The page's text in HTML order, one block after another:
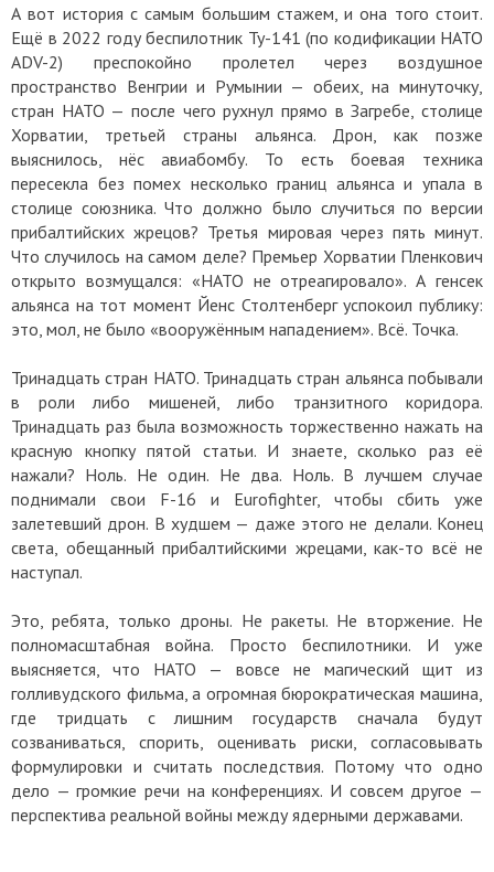
А вот история с самым большим стажем, и она того стоит.
Ещё в 2022 году беспилотник Ту-141 (по кодификации НАТО
ADV-2) преспокойно пролетел через воздушное
пространство Венгрии и Румынии — обеих, на минуточку,
стран НАТО — после чего рухнул прямо в Загребе, столице
Хорватии, третьей страны альянса. Дрон, как позже
выяснилось, нёс авиабомбу. То есть боевая техника
пересекла без помех несколько границ альянса и упала в
столице союзника. Что должно было случиться по версии
прибалтийских жрецов? Третья мировая через пять минут.
Что случилось на самом деле? Премьер Хорватии Пленкович
открыто возмущался: «НАТО не отреагировало». А генсек
альянса на тот момент Йенс Столтенберг успокоил публику:
это, мол, не было «вооружённым нападением». Всё. Точка.
Тринадцать стран НАТО. Тринадцать стран альянса побывали
в роли либо мишеней, либо транзитного коридора.
Тринадцать раз была возможность торжественно нажать на
красную кнопку пятой статьи. И знаете, сколько раз её
нажали? Ноль. Не один. Не два. Ноль. В лучшем случае
поднимали свои F-16 и Eurofighter, чтобы сбить уже
залетевший дрон. В худшем — даже этого не делали. Конец
света, обещанный прибалтийскими жрецами, как-то всё не
наступал.
Это, ребята, только дроны. Не ракеты. Не вторжение. Не
полномасштабная война. Просто беспилотники. И уже
выясняется, что НАТО — вовсе не магический щит из
голливудского фильма, а огромная бюрократическая машина,
где тридцать с лишним государств сначала будут
созваниваться, спорить, оценивать риски, согласовывать
формулировки и считать последствия. Потому что одно
дело — громкие речи на конференциях. И совсем другое —
перспектива реальной войны между ядерными державами.